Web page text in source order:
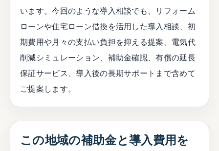
います。今回のような導入相談でも、リフォーム
ローンや住宅ローン借換を活用した導入相談、初
期費用や月々の支払い負担を抑える提案、電気代
削減シミュレーション、補助金確認、有償の延長
保証サービス、導入後の長期サポートまで含めて
ご提案します。
この地域の補助金と導入費用を